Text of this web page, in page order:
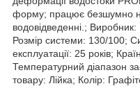
форму; працює безшумно
водовідведенні.;
Розмір системи: 130/100;
експлуатації: 25 років;
Температурний діапазон
товару: Лійка; Колір: